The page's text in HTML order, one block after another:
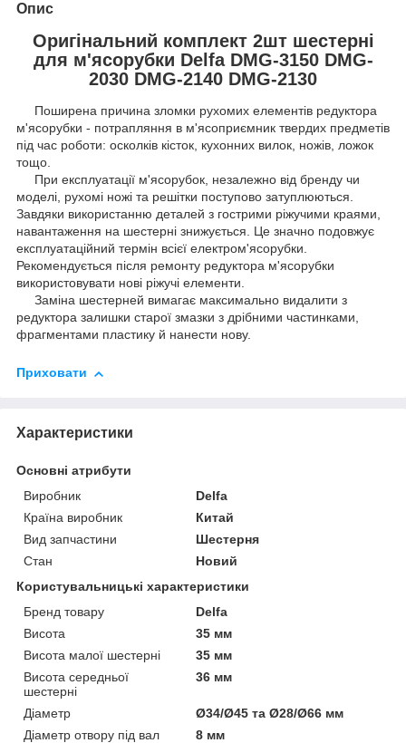
Опис
Оригінальний комплект 2шт шестерні
для м'ясорубки Delfa DMG-3150 DMG-
2030 DMG-2140 DMG-2130
Поширена причина зломки рухомих елементів редуктора
м'ясорубки - потрапляння в м'ясоприємник твердих предметів
під час роботи: осколків кісток, кухонних вилок, ножів, ложок
тощо.
При експлуатації м'ясорубок, незалежно від бренду чи
моделі, рухомі ножі та решітки поступово затуплюються.
Завдяки використанню деталей з гострими ріжучими краями,
навантаження на шестерні знижується. Це значно подовжує
експлуатаційний термін всієї електром'ясорубки.
Рекомендується після ремонту редуктора м'ясорубки
використовувати нові ріжучі елементи.
Заміна шестерней вимагає максимально видалити з
редуктора залишки старої змазки з дрібними частинками,
фрагментами пластику й нанести нову.
Приховати
Характеристики
Основні атрибути
Виробник
Delfa
Країна виробник
Китай
Вид запчастини
Шестерня
Стан
Новий
Користувальницькі характеристики
Бренд товару
Delfa
Висота
35 мм
Висота малої шестерні
35 мм
Висота середньої
шестерні
36 мм
Діаметр
Ø34/Ø45 та Ø28/Ø66 мм
Діаметр отвору під вал
8 мм